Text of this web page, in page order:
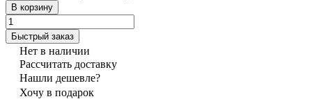
В корзину
Быстрый заказ
Нет в наличии
Рассчитать доставку
Нашли дешевле?
Хочу в подарок